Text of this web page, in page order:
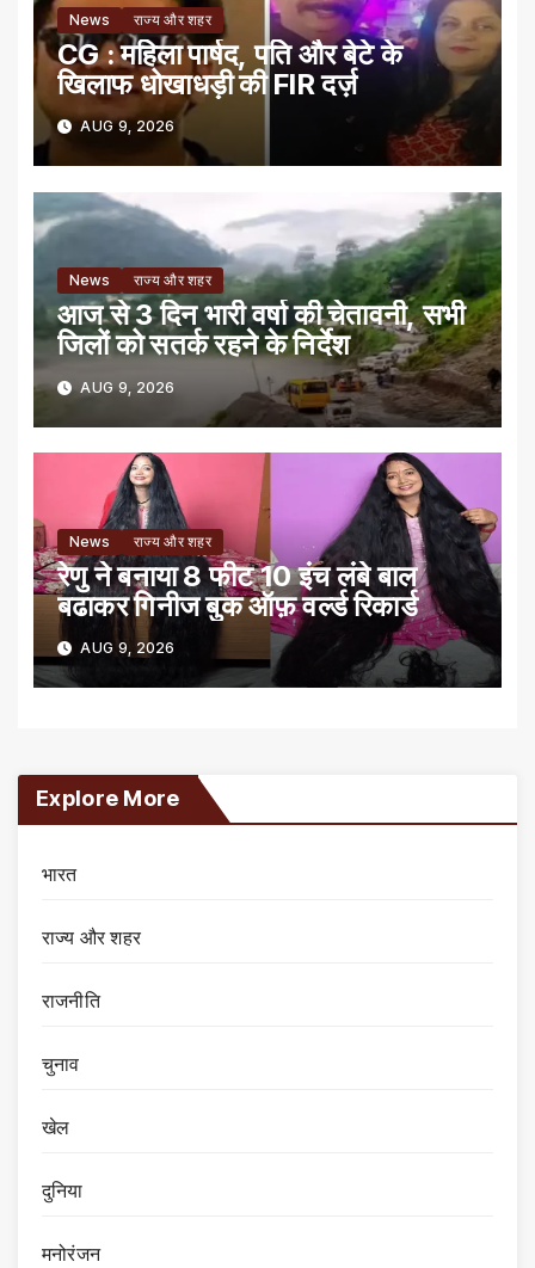
News राज्य और शहर
CG : महिला पार्षद, पति और बेटे के
खिलाफ धोखाधड़ी की FIR दर्ज़
AUG 9, 2026
News राज्य और शहर
आज से 3 दिन भारी वर्षा की चेतावनी, सभी
जिलों को सतर्क रहने के निर्देश
AUG 9, 2026
News राज्य और शहर
रेणु ने बनाया 8 फीट 10 इंच लंबे बाल
बढाकर गिनीज बुक ऑफ़ वर्ल्ड रिकार्ड
AUG 9, 2026
Explore More
भारत
राज्य और शहर
राजनीति
चुनाव
खेल
दुनिया
मनोरंजन